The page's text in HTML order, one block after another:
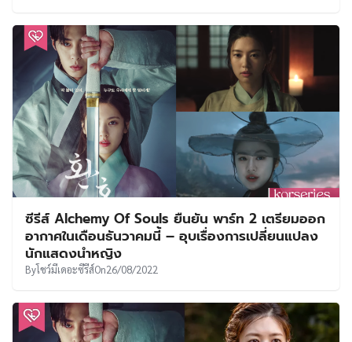
ซีรีส์ Alchemy Of Souls ยืนยัน พาร์ท 2 เตรียมออก
อากาศในเดือนธันวาคมนี้ – อุบเรื่องการเปลี่ยนแปลง
นักแสดงนำหญิง
Byโชว์มีเดอะซีรีส์On26/08/2022